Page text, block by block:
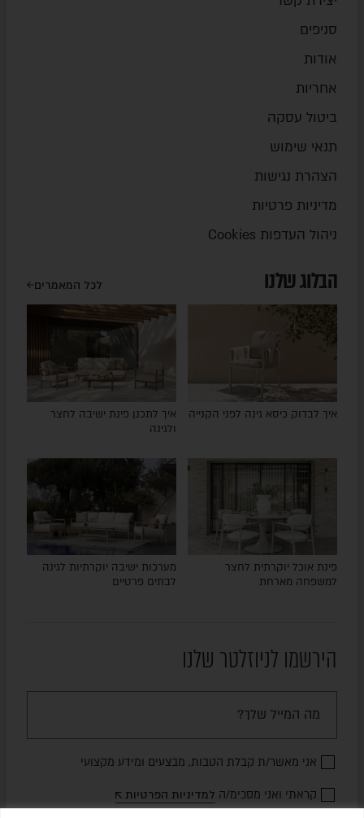
סניפים
אודות
אחריות
ביטול עסקה
תנאי שימוש
הצהרת נגישות
מדיניות פרטיות
ניהול העדפות Cookies
הבלוג שלנו לכל המאמרים
איך לבדוק כיסא גינה לפני הקנייה
איך לתכנן פינת ישיבה לחצר
ולגינה
פינת אוכל יוקרתית לחצר
למשפחה מארחת
מערכות ישיבה יוקרתיות לגינה
לבתים פרטיים
הירשמו לניוזלטר שלנו
אני מאשר/ת קבלת הטבות, מבצעים ומידע מקצועי
קראתי ואני מסכימ/ה למדיניות הפרטיות